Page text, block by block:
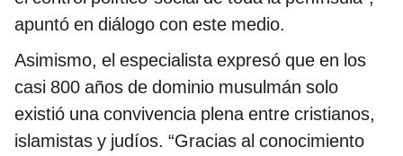
apuntó en diálogo con este medio.
Asimismo, el especialista expresó que en los
casi 800 años de dominio musulmán solo
existió una convivencia plena entre cristianos,
islamistas y judíos. “Gracias al conocimiento